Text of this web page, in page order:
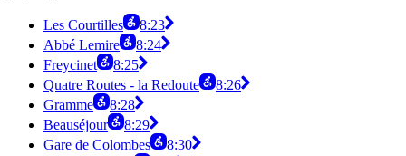
Les Courtilles
8:23
Abbé Lemire
8:24
Freycinet
8:25
Quatre Routes - la Redoute
8:26
Gramme
8:28
Beauséjour
8:29
Gare de Colombes
8:30